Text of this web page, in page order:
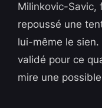
Milinkovic-Savic,
repoussé une
lui-même le
validé pour ce
mire une